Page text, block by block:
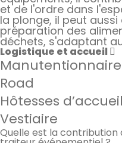
et de l'ordre dans
la plonge, il peut
préparation des
déchets, s'adaptant
Logistique et accueil
Manutentionnaire
Road
Hôtesses d’accueil
Vestiaire
Quelle est la contribution